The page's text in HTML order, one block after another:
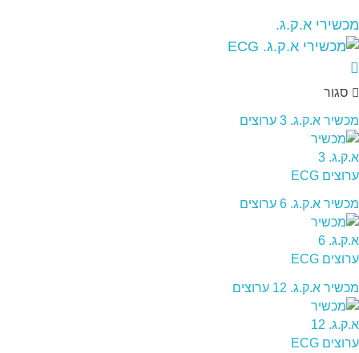
מכשירי א.ק.ג.
סגור
מכשיר א.ק.ג. 3 ערוצים
מכשיר א.ק.ג. 6 ערוצים
מכשיר א.ק.ג. 12 ערוצים